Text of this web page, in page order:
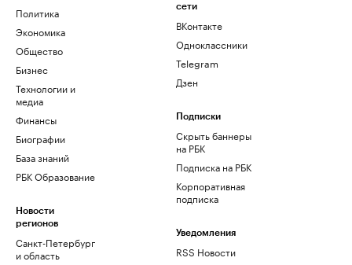
Политика
Экономика
Общество
Бизнес
Технологии и
медиа
Финансы
Биографии
База знаний
РБК Образование
Новости
регионов
Санкт-Петербург
и область
сети
ВКонтакте
Одноклассники
Telegram
Дзен
Подписки
Скрыть баннеры
на РБК
Подписка на РБК
Корпоративная
подписка
Уведомления
RSS Новости